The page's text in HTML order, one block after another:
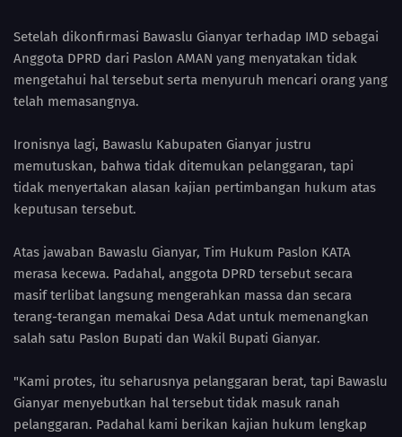
Setelah dikonfirmasi Bawaslu Gianyar terhadap IMD sebagai
Anggota DPRD dari Paslon AMAN yang menyatakan tidak
mengetahui hal tersebut serta menyuruh mencari orang yang
telah memasangnya.
Ironisnya lagi, Bawaslu Kabupaten Gianyar justru
memutuskan, bahwa tidak ditemukan pelanggaran, tapi
tidak menyertakan alasan kajian pertimbangan hukum atas
keputusan tersebut.
Atas jawaban Bawaslu Gianyar, Tim Hukum Paslon KATA
merasa kecewa. Padahal, anggota DPRD tersebut secara
masif terlibat langsung mengerahkan massa dan secara
terang-terangan memakai Desa Adat untuk memenangkan
salah satu Paslon Bupati dan Wakil Bupati Gianyar.
"Kami protes, itu seharusnya pelanggaran berat, tapi Bawaslu
Gianyar menyebutkan hal tersebut tidak masuk ranah
pelanggaran. Padahal kami berikan kajian hukum lengkap